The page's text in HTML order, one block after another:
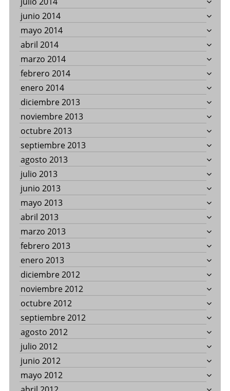
junio 2014
mayo 2014
abril 2014
marzo 2014
febrero 2014
enero 2014
diciembre 2013
noviembre 2013
octubre 2013
septiembre 2013
agosto 2013
julio 2013
junio 2013
mayo 2013
abril 2013
marzo 2013
febrero 2013
enero 2013
diciembre 2012
noviembre 2012
octubre 2012
septiembre 2012
agosto 2012
julio 2012
junio 2012
mayo 2012